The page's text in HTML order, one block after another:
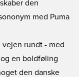
den
med Puma
vejen rundt - med
en boldføling
den danske